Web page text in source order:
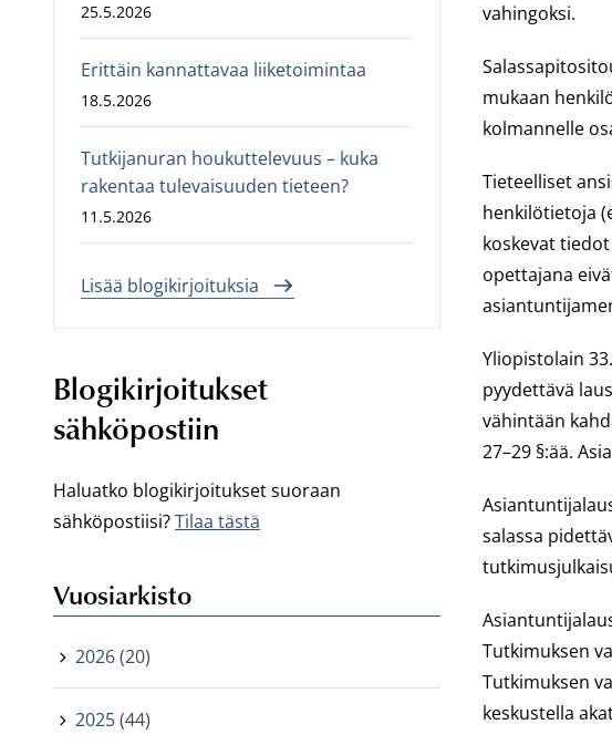
vahingoksi.
mukaan
kolmannelle
Tieteelliset
henkilötietoja
koskevat
opettajana
Yliopistolain
pyydettävä
vähintään
27–29 §:ää.
salassa
Tutkimuksen
Tutkimuksen
keskustella
25.5.2026
Erittäin kannattavaa liiketoimintaa
18.5.2026
Tutkijanuran houkuttelevuus – kuka
rakentaa tulevaisuuden tieteen?
11.5.2026
Lisää blogikirjoituksia
Blogikirjoitukset
sähköpostiin
Haluatko blogikirjoitukset suoraan
sähköpostiisi?Tilaa tästä
Vuosiarkisto
2026(20)
2025(44)